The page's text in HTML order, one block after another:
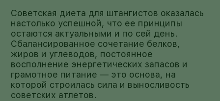
Советская диета для штангистов оказалась
настолько успешной, что ее принципы
остаются актуальными и по сей день.
Сбалансированное сочетание белков,
жиров и углеводов, постоянное
восполнение энергетических запасов и
грамотное питание — это основа, на
которой строилась сила и выносливость
советских атлетов.